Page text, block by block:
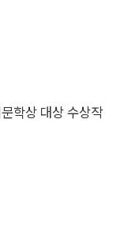
학상 대상 수상작